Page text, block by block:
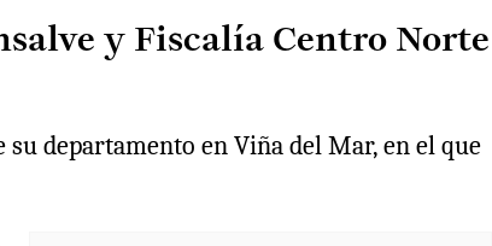
y Fiscalía Centro Norte
departamento en Viña del Mar, en el que